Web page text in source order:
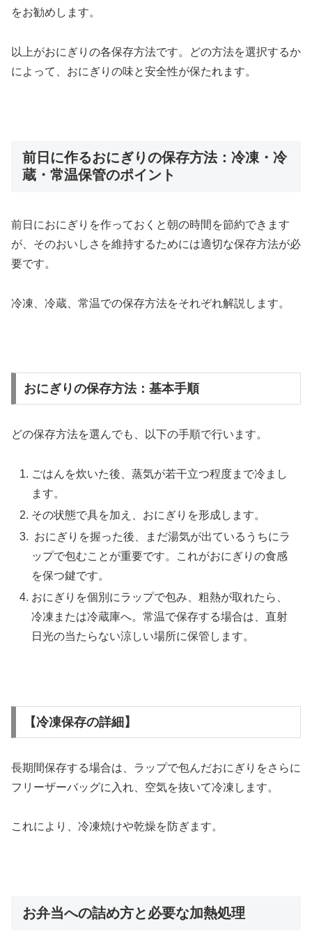
をお勧めします。
以上がおにぎりの各保存方法です。どの方法を選択するか
によって、おにぎりの味と安全性が保たれます。
前日に作るおにぎりの保存方法：冷凍・冷
蔵・常温保管のポイント
前日におにぎりを作っておくと朝の時間を節約できます
が、そのおいしさを維持するためには適切な保存方法が必
要です。
冷凍、冷蔵、常温での保存方法をそれぞれ解説します。
おにぎりの保存方法：基本手順
どの保存方法を選んでも、以下の手順で行います。
ごはんを炊いた後、蒸気が若干立つ程度まで冷まし
ます。
その状態で具を加え、おにぎりを形成します。
おにぎりを握った後、まだ湯気が出ているうちにラ
ップで包むことが重要です。これがおにぎりの食感
を保つ鍵です。
おにぎりを個別にラップで包み、粗熱が取れたら、
冷凍または冷蔵庫へ。常温で保存する場合は、直射
日光の当たらない涼しい場所に保管します。
【冷凍保存の詳細】
長期間保存する場合は、ラップで包んだおにぎりをさらに
フリーザーバッグに入れ、空気を抜いて冷凍します。
これにより、冷凍焼けや乾燥を防ぎます。
お弁当への詰め方と必要な加熱処理